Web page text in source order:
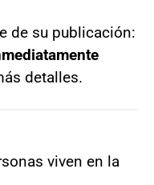
de su publicación:
detalles.
viven en la